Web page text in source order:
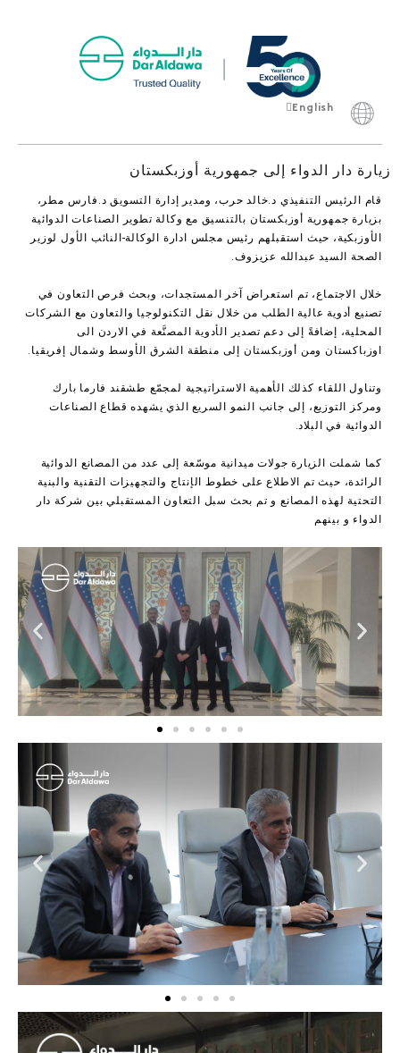
English
Français
زيارة دار الدواء إلى جمهورية أوزبكستان
قام الرئيس التنفيذي د.خالد حرب، ومدير إدارة التسويق د.فارس مطر،
بزيارة جمهورية أوزبكستان بالتنسيق مع وكالة تطوير الصناعات الدوائية
الأوزبكية، حيث استقبلهم رئيس مجلس ادارة الوكالة-النائب الأول لوزير
الصحة السيد عبدالله عزيزوف.
خلال الاجتماع، تم استعراض آخر المستجدات، وبحث فرص التعاون في
تصنيع أدوية عالية الطلب من خلال نقل التكنولوجيا والتعاون مع الشركات
المحلية، إضافةً إلى دعم تصدير الأدوية المصنَّعة في الاردن الى
اوزباكستان ومن أوزبكستان إلى منطقة الشرق الأوسط وشمال إفريقيا.
وتناول اللقاء كذلك الأهمية الاستراتيجية لمجمّع طشقند فارما بارك
ومركز التوزيع، إلى جانب النمو السريع الذي يشهده قطاع الصناعات
الدوائية في البلاد.
كما شملت الزيارة جولات ميدانية موسّعة إلى عدد من المصانع الدوائية
الرائدة، حيث تم الاطلاع على خطوط الإنتاج والتجهيزات التقنية والبنية
التحتية لهذه المصانع و تم بحث سبل التعاون المستقبلي بين شركة دار
الدواء و بينهم